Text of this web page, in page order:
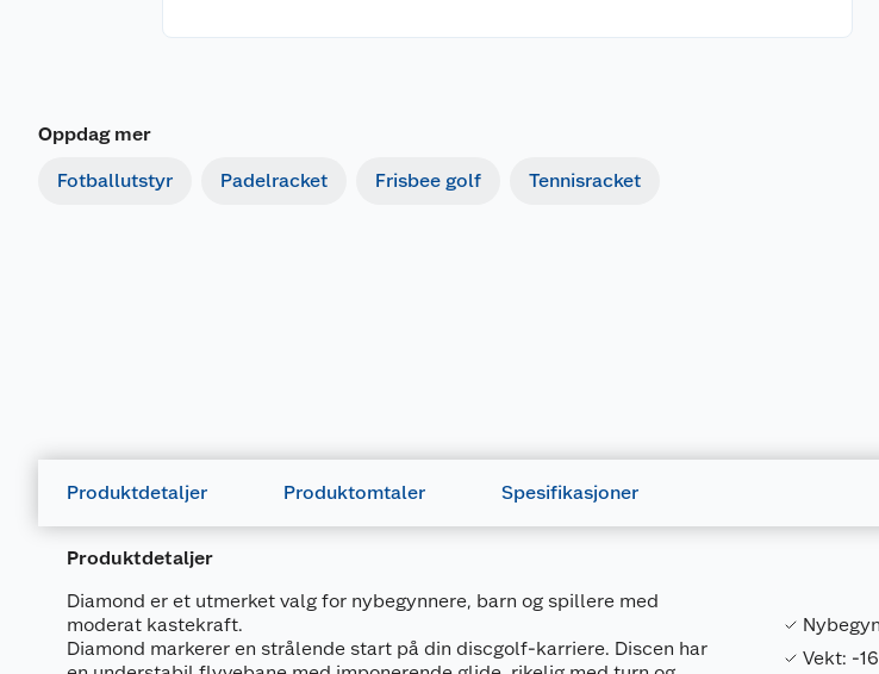
Oppdag mer
Fotballutstyr Padelracket Frisbee golf Tennisracket
Produktdetaljer Produktomtaler Spesifikasjoner
Produktdetaljer
Diamond er et utmerket valg for nybegynnere, barn og spillere med
moderat kastekraft.
Diamond markerer en strålende start på din discgolf-karriere. Discen har
Vekt: -